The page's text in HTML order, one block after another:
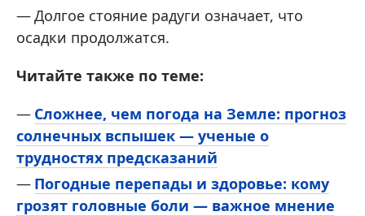
Долгое стояние радуги означает, что
осадки продолжатся.
Читайте также по теме:
Сложнее, чем погода на Земле: прогноз
солнечных вспышек — ученые о
трудностях предсказаний
Погодные перепады и здоровье: кому
грозят головные боли — важное мнение